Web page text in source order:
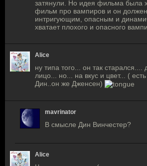
затянули. Но идея фильма была
фильм про вампиров и он
интригующим, опасным и
хватает плохого и опасного
Alice
ну типа того... он так старался....
лицо... но... на вкус и цвет... (
Дин..он же Дженсен)
mavrinator
В смысле Дин Винчестер?
Alice